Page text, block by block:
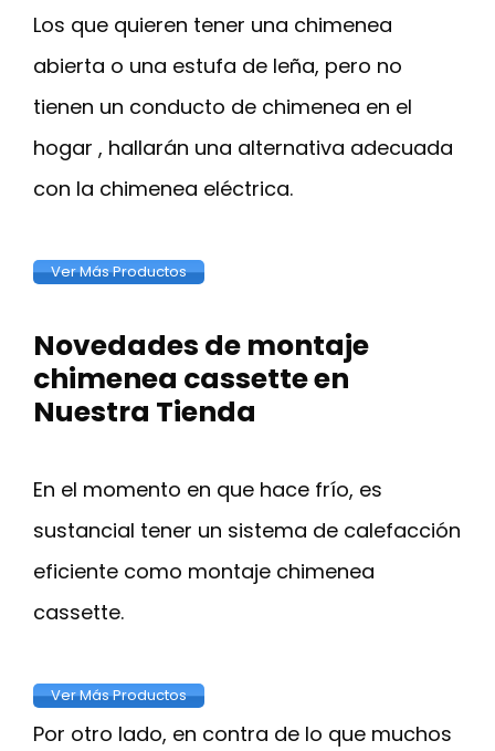
Los que quieren tener una chimenea
abierta o una estufa de leña, pero no
tienen un conducto de chimenea en el
hogar , hallarán una alternativa adecuada
con la chimenea eléctrica.
Ver Más Productos
Novedades de montaje
chimenea cassette en
Nuestra Tienda
En el momento en que hace frío, es
sustancial tener un sistema de calefacción
eficiente como montaje chimenea
cassette.
Ver Más Productos
Por otro lado, en contra de lo que muchos